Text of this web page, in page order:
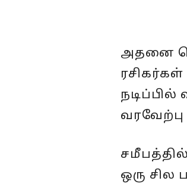
அதனை
ஒரு